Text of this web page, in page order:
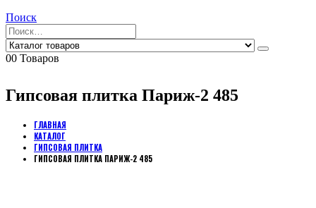
Поиск
00 Товаров
Гипсовая плитка Париж-2 485
ГЛАВНАЯ
КАТАЛОГ
ГИПСОВАЯ ПЛИТКА
ГИПСОВАЯ ПЛИТКА ПАРИЖ-2 485